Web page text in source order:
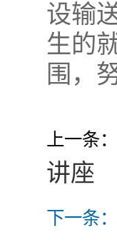
设输
生的
围，
上一条：
讲座
下一条：